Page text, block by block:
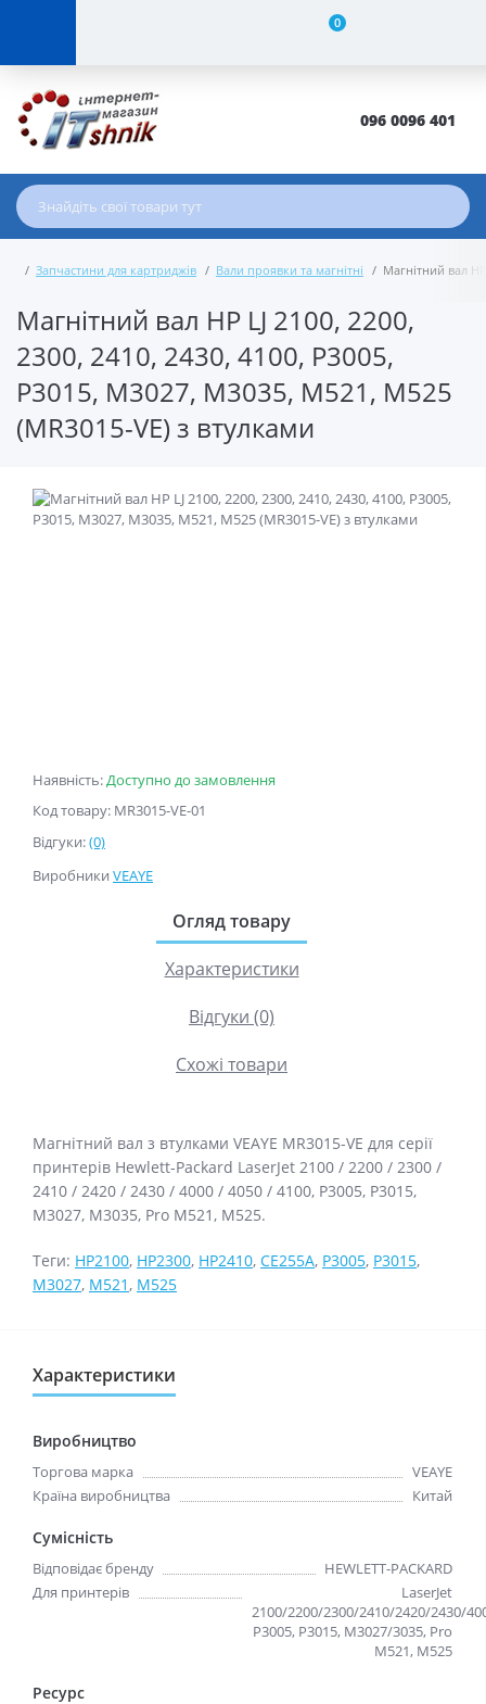
0
096 0096 401
Запчастини для картриджів Вали проявки та магнітні Магнітний вал
Магнітний вал HP LJ 2100, 2200,
2300, 2410, 2430, 4100, P3005,
P3015, M3027, M3035, M521, M525
(MR3015-VE) з втулками
Наявність:Доступно до замовлення
Код товару: MR3015-VE-01
Відгуки:(0)
Виробники VEAYE
Огляд товару
Характеристики
Відгуки (0)
Схожі товари
Магнітний вал з втулками VEAYE MR3015-VE для серії
принтерів Hewlett-Packard LaserJet 2100 / 2200 / 2300 /
2410 / 2420 / 2430 / 4000 / 4050 / 4100, P3005, P3015,
M3027, M3035, Pro M521, M525.
Теги: HP2100, HP2300, HP2410, CE255A, P3005, P3015,
M3027, M521, M525
Характеристики
Виробництво
Торгова марка
VEAYE
Країна виробництва
Китай
Сумісність
Відповідає бренду
HEWLETT-PACKARD
Для принтерів
LaserJet
2100/2200/2300/2410/2420/2430/
P3005, P3015, M3027/3035, Pro
M521, M525
Ресурс